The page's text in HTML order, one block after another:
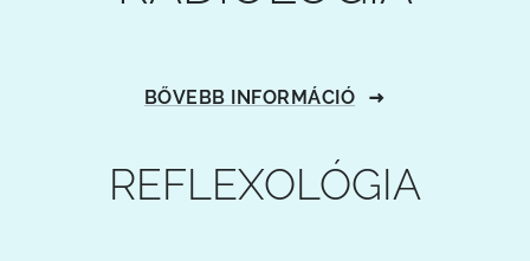
BŐVEBB INFORMÁCIÓ
REFLEXOLÓGIA